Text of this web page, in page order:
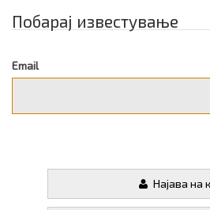
Побарај известување
Email
Најава на